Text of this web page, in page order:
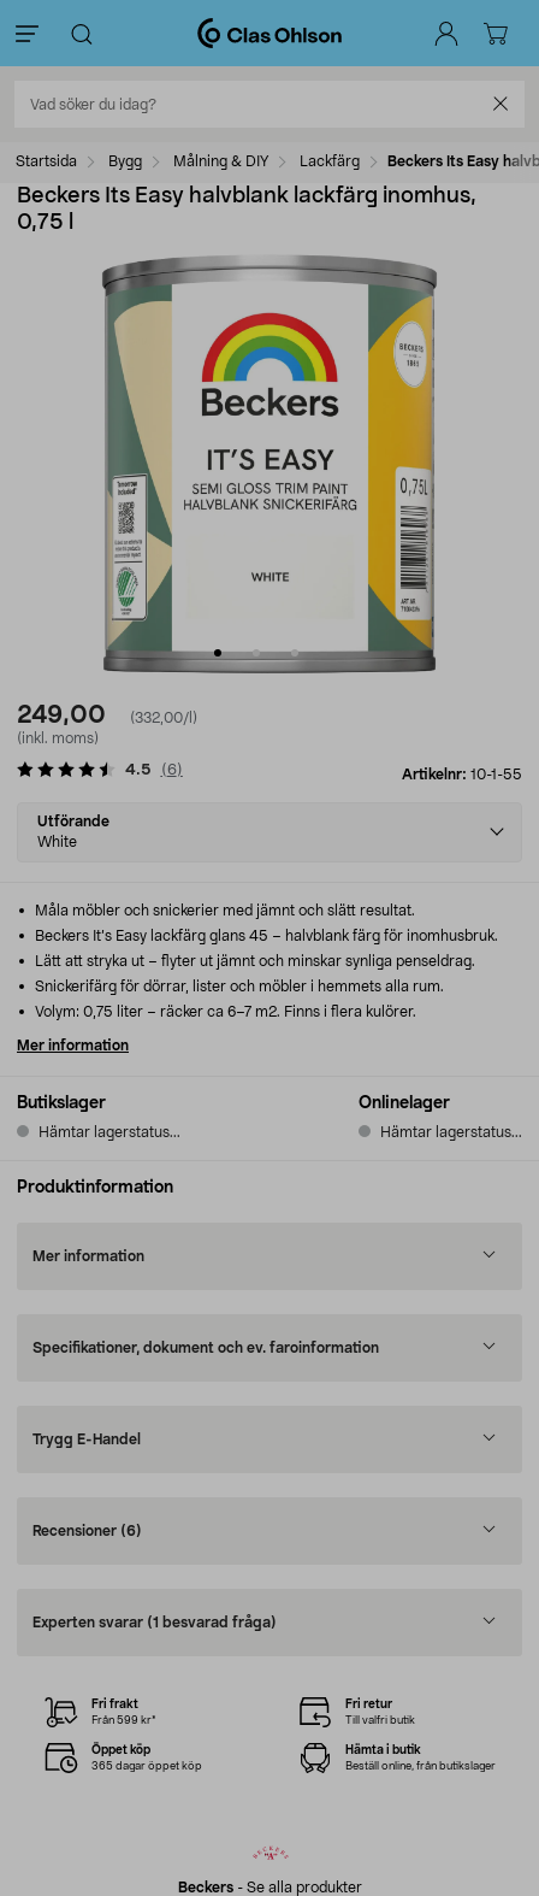
Startsida Bygg Målning & DIY Lackfärg Beckers Its Easy
Beckers Its Easy halvblank lackfärg inomhus,
0,75 l
249,00
(332,00/l)
(inkl. moms)
Artikelnr: 10-1-55
4.5 (6)
Select
variant
Utförande
White
Butikslager
Hämtar lagerstatus...
Onlinelager
Hämtar lagerstatus...
Måla möbler och snickerier med jämnt och slätt resultat.
Beckers It’s Easy lackfärg glans 45 – halvblank färg för inomhusbruk.
Lätt att stryka ut – flyter ut jämnt och minskar synliga penseldrag.
Snickerifärg för dörrar, lister och möbler i hemmets alla rum.
Volym: 0,75 liter – räcker ca 6–7 m2. Finns i flera kulörer.
Mer information
Produktinformation
Mer information
Specifikationer, dokument och ev. faroinformation
Trygg E-Handel
Recensioner (6)
Experten svarar (1 besvarad fråga)
Beckers- Se alla produkter
Fri frakt
Från 599 kr*
Fri retur
Till valfri butik
Öppet köp
365 dagar öppet köp
Hämta i butik
Beställ online, från butikslager